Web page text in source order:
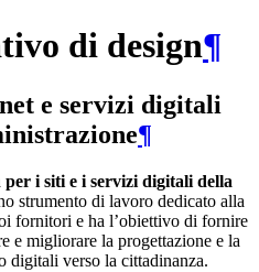
di design¶
e servizi digitali
¶
i siti e i servizi digitali della
strumento di lavoro dedicato alla
fornitori e ha l’obiettivo di fornire
e migliorare la progettazione e la
digitali verso la cittadinanza.